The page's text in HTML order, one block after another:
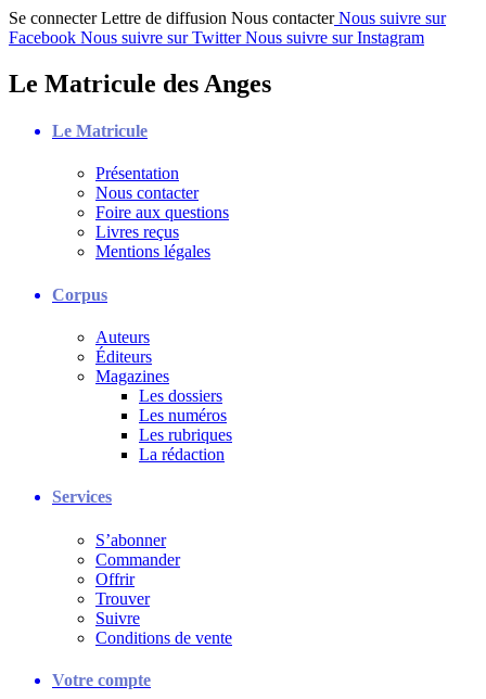
Se connecter Lettre de diffusion Nous contacter Nous suivre sur
Facebook Nous suivre sur Twitter Nous suivre sur Instagram
Le Matricule des Anges
Le Matricule
Présentation
Nous contacter
Foire aux questions
Livres reçus
Mentions légales
Corpus
Auteurs
Éditeurs
Magazines
Les dossiers
Les numéros
Les rubriques
La rédaction
Services
S’abonner
Commander
Offrir
Trouver
Suivre
Conditions de vente
Votre compte